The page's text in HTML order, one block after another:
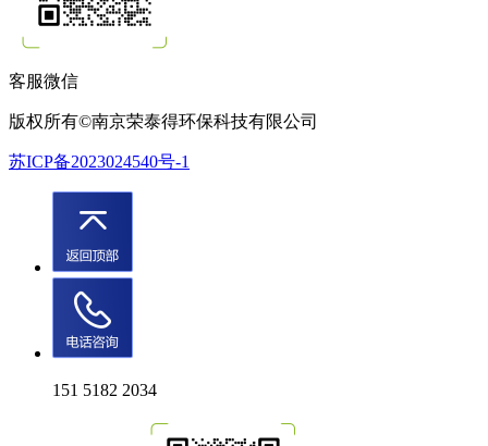
客服微信
版权所有©南京荣泰得环保科技有限公司
苏ICP备2023024540号-1
151 5182 2034